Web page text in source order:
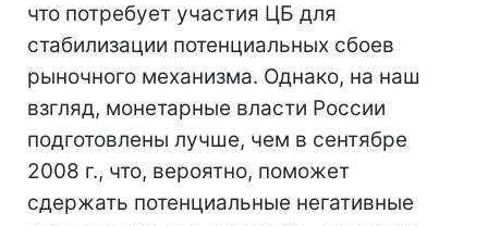
что потребует участия ЦБ для
стабилизации потенциальных сбоев
рыночного механизма. Однако, на наш
взгляд, монетарные власти России
подготовлены лучше, чем в сентябре
2008 г., что, вероятно, поможет
сдержать потенциальные негативные